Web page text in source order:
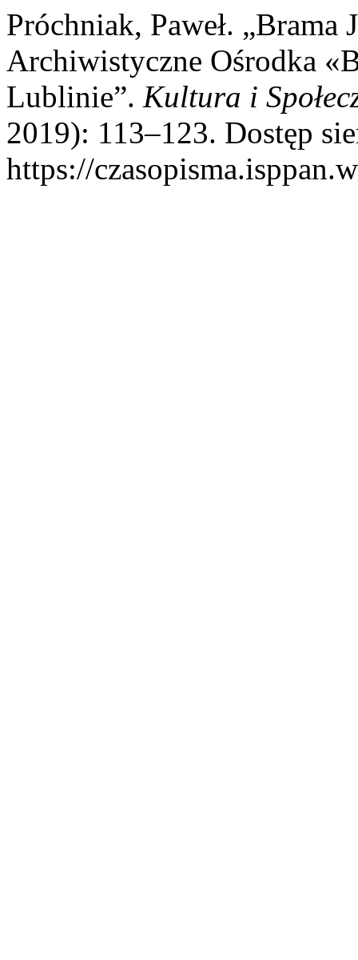
Próchniak, Paweł.
Archiwistyczne Ośrodka
Lublinie”. Kultura i
2019): 113–123. Dostęp
https://